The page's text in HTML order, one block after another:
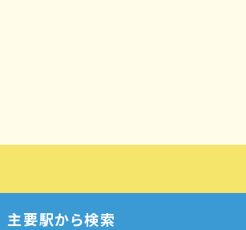
主要駅から検索